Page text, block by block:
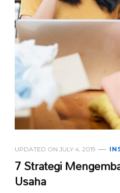
UPDATED ON JULY 4, 2019
7 Strategi
Usaha